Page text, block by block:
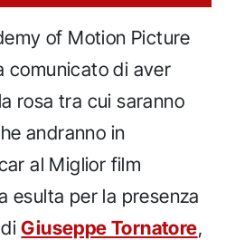
of Motion Picture
comunicato di aver
rosa tra cui saranno
andranno in
al Miglior film
esulta per la presenza
diGiuseppe Tornatore,